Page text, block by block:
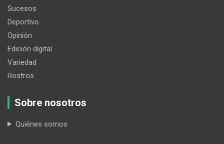
Sucesos
Deportivo
Opinión
Edición digital
Variedad
Rostros
Sobre nosotros
Quiénes somos